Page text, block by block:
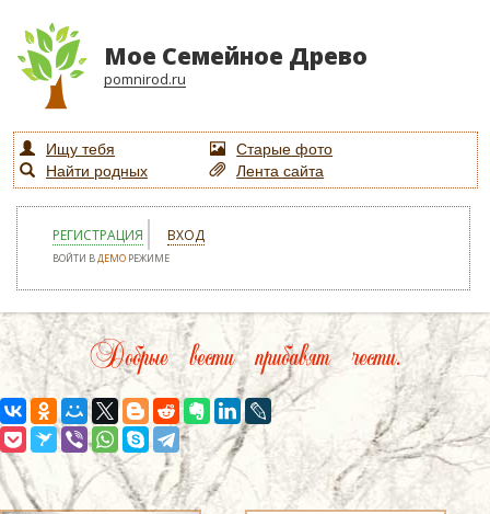
Мое Семейное Древо
pomnirod.ru
Ищу тебя
Старые фото
Найти родных
Лента сайта
РЕГИСТРАЦИЯ ВХОД
ВОЙТИ ВДЕМО РЕЖИМЕ
Добрые вести прибавят чести.